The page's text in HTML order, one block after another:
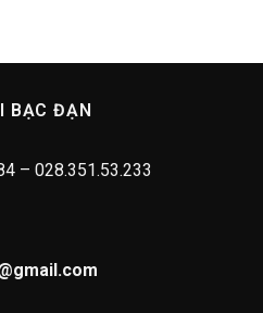
BẠC ĐẠN
– 028.351.53.233